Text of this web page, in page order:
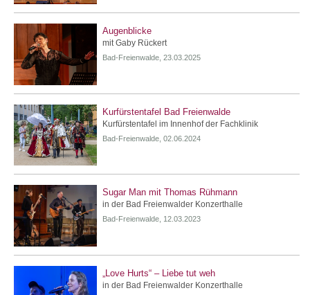
Augenblicke
mit Gaby Rückert
Bad-Freienwalde, 23.03.2025
Kurfürstentafel Bad Freienwalde
Kurfürstentafel im Innenhof der Fachklinik
Bad-Freienwalde, 02.06.2024
Sugar Man mit Thomas Rühmann
in der Bad Freienwalder Konzerthalle
Bad-Freienwalde, 12.03.2023
„Love Hurts“ – Liebe tut weh
in der Bad Freienwalder Konzerthalle